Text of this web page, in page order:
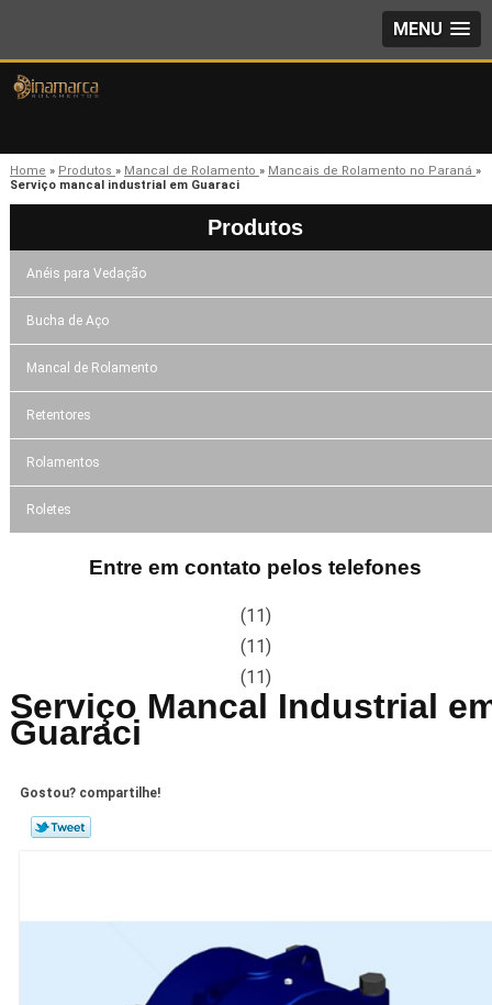
MENU
Home » Produtos » Mancal de Rolamento » Mancais de Rolamento no Paraná »
Serviço mancal industrial em Guaraci
Produtos
Anéis para Vedação
Bucha de Aço
Mancal de Rolamento
Retentores
Rolamentos
Roletes
Entre em contato pelos telefones
(11)
(11)
(11)
Serviço Mancal Industrial
Guaraci
Gostou? compartilhe!